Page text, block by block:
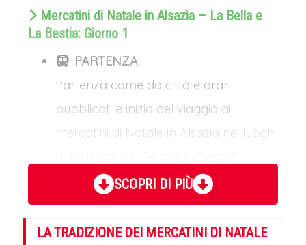
Mercatini di Natale in Alsazia – La Bella e
La Bestia: Giorno 1
PARTENZA
Partenza come da città e orari
pubblicati e inizio del viaggio ai
mercatini di Natale in Alsazia nei luoghi
Mercatini di Natale in Alsazia – La Bella e
La Bestia: Giorno 2
STRASBURGO: IL CUORE
SCOPRI DI PIÙ
LA TRADIZIONE DEI MERCATINI DI NATALE